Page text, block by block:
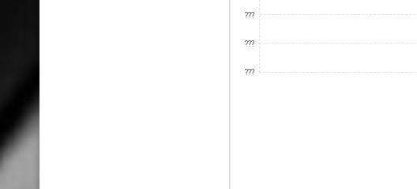
???
???
???